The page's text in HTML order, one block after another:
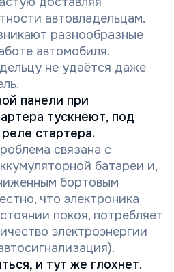
автовладельцам.
разнообразные
автомобиля.
не удаётся даже
панели при
тускнеют, под
стартера.
связана с
батареи и,
бортовым
что электроника
покоя, потребляет
электроэнергии
и тут же глохнет.